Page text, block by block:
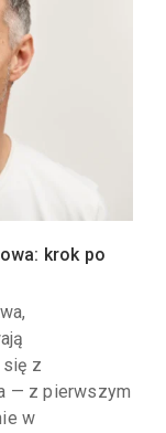
krok po
się z
— z pierwszym
w